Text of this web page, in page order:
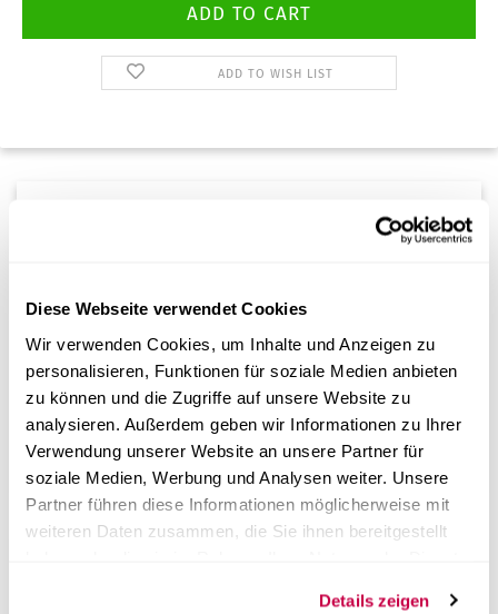
Diese Webseite verwendet Cookies
Wir verwenden Cookies, um Inhalte und Anzeigen zu
personalisieren, Funktionen für soziale Medien anbieten
zu können und die Zugriffe auf unsere Website zu
analysieren. Außerdem geben wir Informationen zu Ihrer
Verwendung unserer Website an unsere Partner für
soziale Medien, Werbung und Analysen weiter. Unsere
Partner führen diese Informationen möglicherweise mit
weiteren Daten zusammen, die Sie ihnen bereitgestellt
Details zeigen
ADD TO WISH LIST
storage.
Certificates